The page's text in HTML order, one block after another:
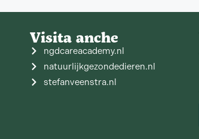
Visita anche
ngdcareacademy.nl
natuurlijkgezondedieren.nl
stefanveenstra.nl